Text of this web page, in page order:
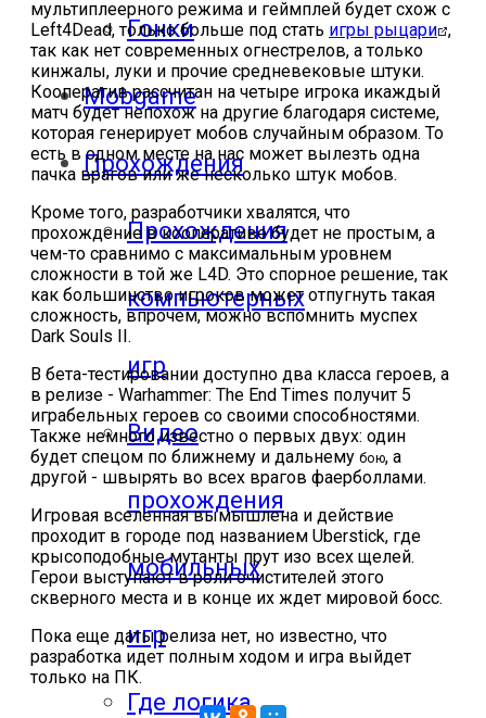
Гонки
Mobgame
Прохождения
Прохождения
компьютерных
игр
Видео
прохождения
мобильных
игр
Где логика
мультиплеерного режима и геймплей будет схож с
Left4Dead, только больше под стать игры рыцари ,
так как нет современных огнестрелов, а только
кинжалы, луки и прочие средневековые штуки.
Кооператив рассчитан на четыре игрока икаждый
матч будет непохож на другие благодаря системе,
которая генерирует мобов случайным образом. То
есть в одном месте на нас может вылезть одна
пачка врагов или же несколько штук мобов.
Кроме того, разработчики хвалятся, что
прохождение в кооперативе будет не простым, а
чем-то сравнимо с максимальным уровнем
сложности в той же L4D. Это спорное решение, так
как большинство игроков может отпугнуть такая
сложность, впрочем, можно вспомнить муспех
Dark Souls II.
В бета-тестировании доступно два класса героев, а
в релизе - Warhammer: The End Times получит 5
играбельных героев со своими способностями.
Также немного известно о первых двух: один
будет спецом по ближнему и дальнему бою, а
другой - швырять во всех врагов фаерболлами.
Игровая вселенная вымышлена и действие
проходит в городе под названием Uberstick, где
крысоподобные мутанты прут изо всех щелей.
Герои выступают в роли очистителей этого
скверного места и в конце их ждет мировой босс.
Пока еще даты релиза нет, но известно, что
разработка идет полным ходом и игра выйдет
только на ПК.